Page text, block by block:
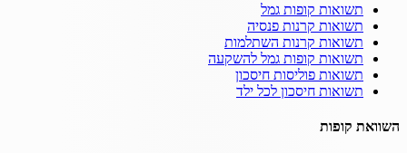
תשואות קופות גמל
תשואות קרנות פנסיה
תשואות קרנות השתלמות
תשואות קופות גמל להשקעה
תשואות פוליסות חיסכון
תשואות חיסכון לכל ילד
השוואת קופות